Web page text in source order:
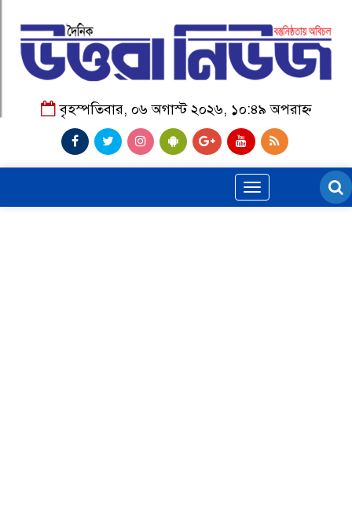
বৃহস্পতিবার, ০৬ অগাস্ট ২০২৬, ১০:৪৯ অপরাহ্ন
Toggle
navigation